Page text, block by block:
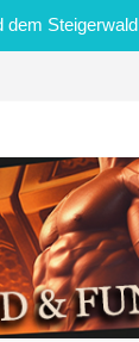
dem Steigerwald